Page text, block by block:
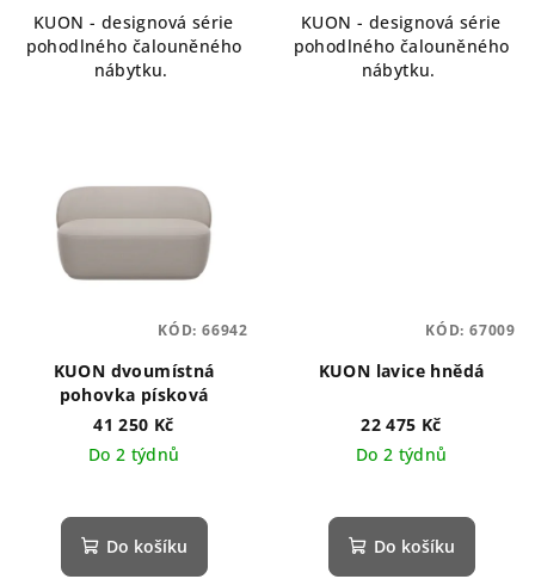
KUON - designová série
pohodlného čalouněného
nábytku.
KUON - designová série
pohodlného čalouněného
nábytku.
KUON dvoumístná
pohovka písková
41 250 Kč
Do 2 týdnů
Do košíku
KÓD: 66942
KUON lavice hnědá
22 475 Kč
Do 2 týdnů
Do košíku
KÓD: 67009